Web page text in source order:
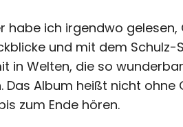
habe ich irgendwo gelesen,
und mit dem
in Welten, die so
Das Album heißt nicht ohne
zum Ende hören.